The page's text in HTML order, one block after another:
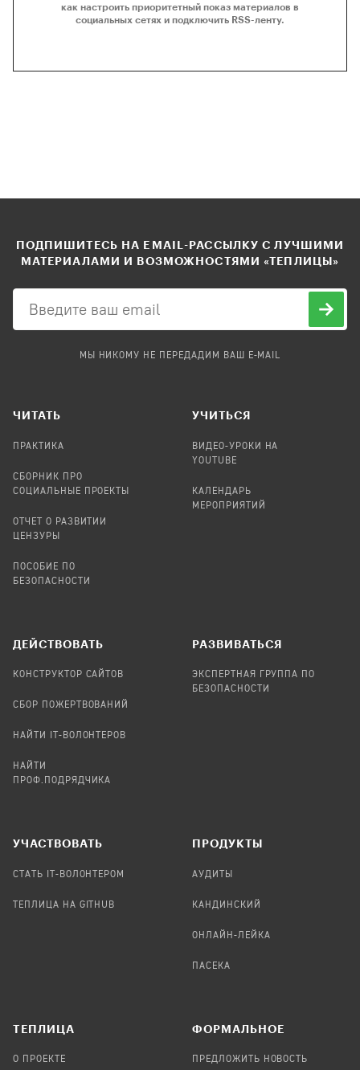
как настроить приоритетный показ материалов в
социальных сетях и подключить RSS-ленту.
ПОДПИШИТЕСЬ НА EMAIL-РАССЫЛКУ С ЛУЧШИМИ
МАТЕРИАЛАМИ И ВОЗМОЖНОСТЯМИ «ТЕПЛИЦЫ»
МЫ НИКОМУ НЕ ПЕРЕДАДИМ ВАШ E-MAIL
ЧИТАТЬ
ПРАКТИКА
СБОРНИК ПРО
СОЦИАЛЬНЫЕ ПРОЕКТЫ
ОТЧЕТ О РАЗВИТИИ
ЦЕНЗУРЫ
ПОСОБИЕ ПО
БЕЗОПАСНОСТИ
УЧИТЬСЯ
ВИДЕО-УРОКИ НА
YOUTUBE
КАЛЕНДАРЬ
МЕРОПРИЯТИЙ
ДЕЙСТВОВАТЬ
КОНСТРУКТОР САЙТОВ
СБОР ПОЖЕРТВОВАНИЙ
НАЙТИ IT-ВОЛОНТЕРОВ
НАЙТИ
ПРОФ.ПОДРЯДЧИКА
РАЗВИВАТЬСЯ
ЭКСПЕРТНАЯ ГРУППА ПО
БЕЗОПАСНОСТИ
УЧАСТВОВАТЬ
СТАТЬ IT-ВОЛОНТЕРОМ
ТЕПЛИЦА НА GITHUB
ПРОДУКТЫ
АУДИТЫ
КАНДИНСКИЙ
ОНЛАЙН-ЛЕЙКА
ПАСЕКА
TЕПЛИЦА
О ПРОЕКТЕ
ФОРМАЛЬНОЕ
ПРЕДЛОЖИТЬ НОВОСТЬ